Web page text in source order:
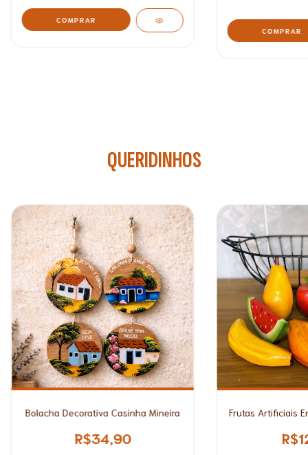
COMPRAR
QUERIDINHOS
Bolacha Decorativa Casinha Mineira
R$34,90
Frutas Artificiais